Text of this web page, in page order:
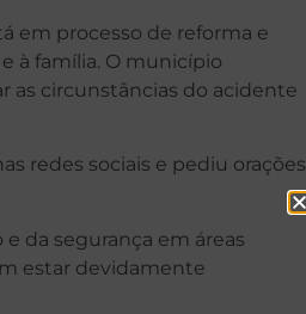
em processo de reforma e
à família. O município
as circunstâncias do acidente
redes sociais e pediu orações
da segurança em áreas
estar devidamente